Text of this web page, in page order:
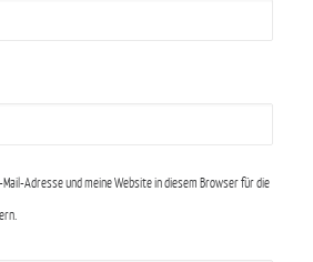
Mail-Adresse und meine Website in diesem Browser für die